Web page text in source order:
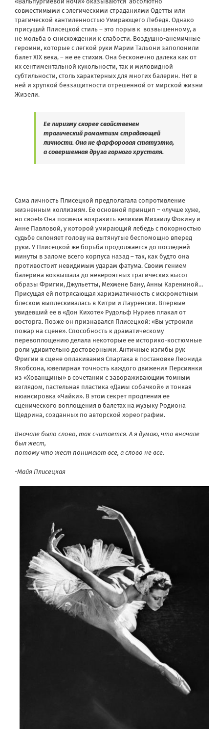
совместимыми с элегическими страданиями Одетты или
трагической кантиленностью Умирающего Лебедя. Однако
присущий Плисецкой стиль – это порыв к возвышенному, а
не мольба о снисхождении к слабости. Воздушно-анемичные
героини, которые с легкой руки Марии Тальони заполонили
балет ХІХ века, – не ее стихия. Она бесконечно далека как от
их сентиментальной кукольности, так и миловидной
субтильности, столь характерных для многих балерин. Нет в
ней и хрупкой беззащитности отрешенной от мирской жизни
Жизели.
Ее лиризму скорее свойственен
трагический романтизм страдающей
личности. Она не фарфоровая статуэтка,
а совершенная друза горного хрусталя.
Сама личность Плисецкой предполагала сопротивление
жизненным коллизиям. Ее основной принцип – «лучше хуже,
но свое!» Она посмела возразить великим Михаилу Фокину и
Анне Павловой, у которой умирающий лебедь с покорностью
судьбе склоняет голову на вытянутые беспомощно вперед
руки. У Плисецкой же борьба продолжается до последней
минуты в заломе всего корпуса назад – так, как будто она
противостоит невидимым ударам фатума. Своим гением
балерина возвышала до невероятных трагических высот
образы Фригии, Джульетты, Мехмене Бану, Анны Карениной…
Присущая ей потрясающая харизматичность с искрометным
блеском выплескивалась в Китри и Лауренсии. Впервые
увидевший ее в «Дон Кихоте» Рудольф Нуриев плакал от
восторга. Позже он признавался Плисецкой: «Вы устроили
пожар на сцене». Способность к драматическому
перевоплощению делала некоторые ее историко-костюмные
роли удивительно достоверными. Античные изгибы рук
Фригии в сцене оплакивания Спартака в постановке Леонида
Якобсона, ювелирная точность каждого движения Персиянки
из «Хованщины» в сочетании с завораживающим томным
взглядом, пастельная пластика «Дамы собачкой» и тонкая
нюансировка «Чайки». В этом секрет продления ее
сценического воплощения в балетах на музыку Родиона
Щедрина, созданных по авторской хореографии.
Вначале было слово, так считается. А я думаю, что вначале
был жест,
потому что жест понимают все, а слово не все.
-Майя Плисецкая